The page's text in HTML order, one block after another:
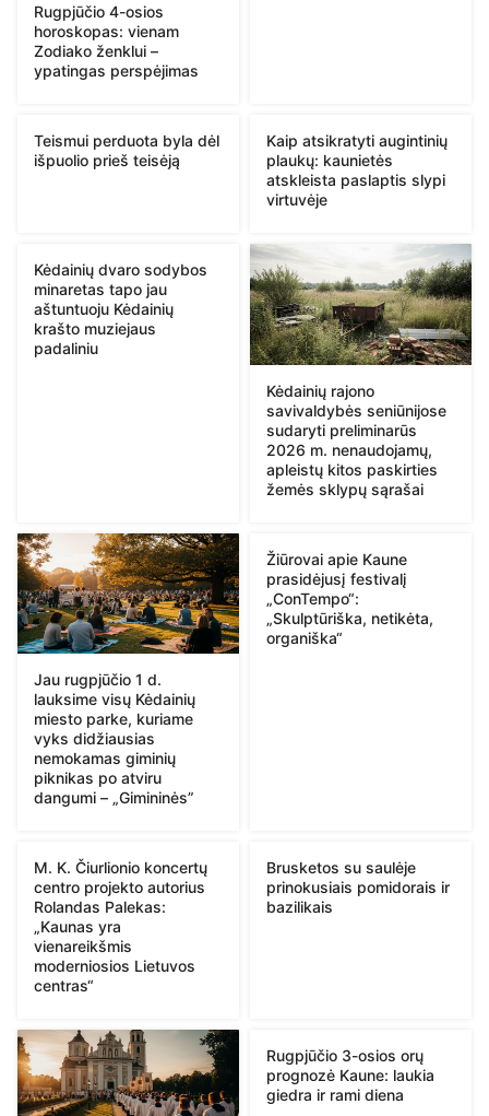
Rugpjūčio 4-osios
horoskopas: vienam
Zodiako ženklui –
ypatingas perspėjimas
Teismui perduota byla dėl
išpuolio prieš teisėją
Kaip atsikratyti augintinių
plaukų: kaunietės
atskleista paslaptis slypi
virtuvėje
Kėdainių dvaro sodybos
minaretas tapo jau
aštuntuoju Kėdainių
krašto muziejaus
padaliniu
Kėdainių rajono
savivaldybės seniūnijose
sudaryti preliminarūs
2026 m. nenaudojamų,
apleistų kitos paskirties
žemės sklypų sąrašai
Jau rugpjūčio 1 d.
lauksime visų Kėdainių
miesto parke, kuriame
vyks didžiausias
nemokamas giminių
piknikas po atviru
dangumi – „Gimininės”
Žiūrovai apie Kaune
prasidėjusį festivalį
„ConTempo“:
„Skulptūriška, netikėta,
organiška“
M. K. Čiurlionio koncertų
centro projekto autorius
Rolandas Palekas:
„Kaunas yra
vienareikšmis
moderniosios Lietuvos
centras“
Brusketos su saulėje
prinokusiais pomidorais ir
bazilikais
Rugpjūčio 3-osios orų
prognozė Kaune: laukia
giedra ir rami diena